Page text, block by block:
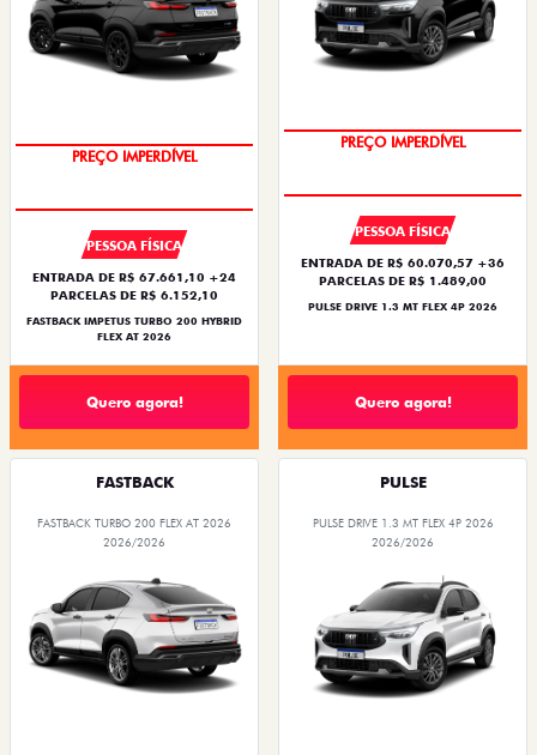
PREÇO IMPERDÍVEL
PESSOA FÍSICA
ENTRADA DE R$ 67.661,10 +24
PARCELAS DE R$ 6.152,10
FASTBACK IMPETUS TURBO 200 HYBRID
FLEX AT 2026
Quero agora!
PREÇO IMPERDÍVEL
PESSOA FÍSICA
ENTRADA DE R$ 60.070,57 +36
PARCELAS DE R$ 1.489,00
PULSE DRIVE 1.3 MT FLEX 4P 2026
Quero agora!
FASTBACK
FASTBACK TURBO 200 FLEX AT 2026
2026/2026
PULSE
PULSE DRIVE 1.3 MT FLEX 4P 2026
2026/2026